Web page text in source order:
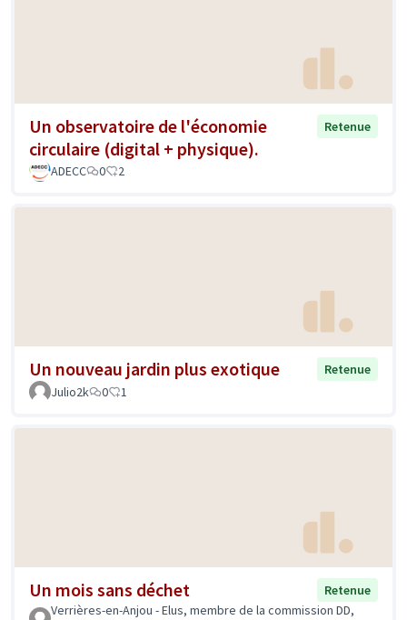
Un observatoire de l'économie
circulaire (digital + physique).
Retenue
ADECC 0 2
Un nouveau jardin plus exotique
Retenue
Julio2k
0 1
Un mois sans déchet
Retenue
Verrières-en-Anjou - Elus, membre de la commission DD,